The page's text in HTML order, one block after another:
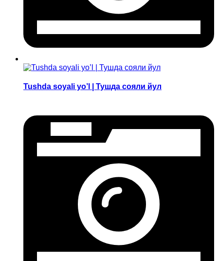
Tushda soyali yo’l | Тушда сояли йул